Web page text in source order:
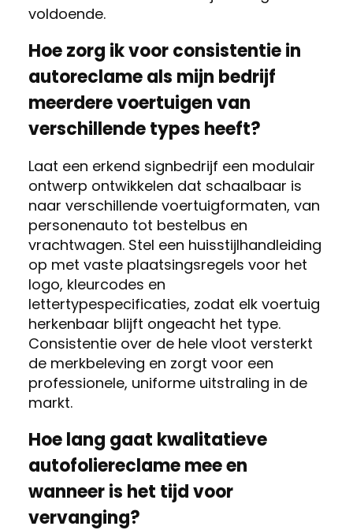
voldoende.
Hoe zorg ik voor consistentie in
autoreclame als mijn bedrijf
meerdere voertuigen van
verschillende types heeft?
Laat een erkend signbedrijf een modulair
ontwerp ontwikkelen dat schaalbaar is
naar verschillende voertuigformaten, van
personenauto tot bestelbus en
vrachtwagen. Stel een huisstijlhandleiding
op met vaste plaatsingsregels voor het
logo, kleurcodes en
lettertypespecificaties, zodat elk voertuig
herkenbaar blijft ongeacht het type.
Consistentie over de hele vloot versterkt
de merkbeleving en zorgt voor een
professionele, uniforme uitstraling in de
markt.
Hoe lang gaat kwalitatieve
autofoliereclame mee en
wanneer is het tijd voor
vervanging?